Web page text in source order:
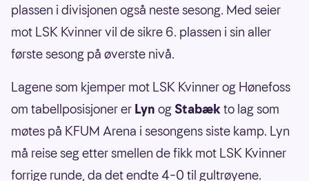
plassen i divisjonen også neste sesong. Med seier
mot LSK Kvinner vil de sikre 6. plassen i sin aller
første sesong på øverste nivå.
Lagene som kjemper mot LSK Kvinner og Hønefoss
om tabellposisjoner er Lyn og Stabækto lag som
møtes på KFUM Arena i sesongens siste kamp. Lyn
må reise seg etter smellen de fikk mot LSK Kvinner
forrige runde, da det endte 4–0 til gultrøyene.